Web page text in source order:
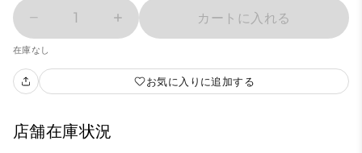
1 カートに入れる
在庫なし
お気に入りに追加する
店舗在庫状況